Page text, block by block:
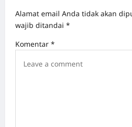
i
n
Alamat email Anda tidak akan
wajib ditandai *
Komentar *